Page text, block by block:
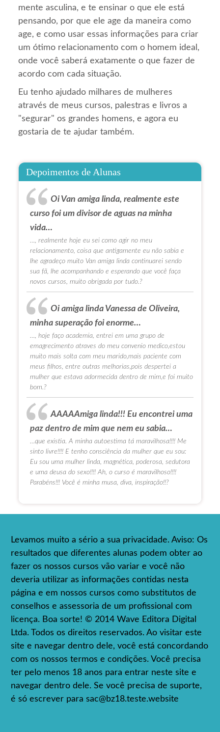
mente asculina, e te ensinar o que ele está
pensando, por que ele age da maneira como
age, e como usar essas informações para criar
um ótimo relacionamento com o homem ideal,
onde você saberá exatamente o que fazer de
acordo com cada situação.
Eu tenho ajudado milhares de mulheres
através de meus cursos, palestras e livros a
"segurar" os grandes homens, e agora eu
gostaria de te ajudar também.
Depoimentos de Alunas
Oi Van amiga linda, realmente este
curso foi um divisor de aguas na minha
vida…
…, realmente hoje eu sei como agir no meu
relacionamento, coisa que antigamente eu não sabia e
lhe agradeço muito Van amiga linda continuarei sendo
sua fã, lhe acompanhando e esperando que você faça
novos cursos, muito obrigada por tudo.?
Oi amiga linda Vanessa de Oliveira,
minha superação foi enorme…
…, hoje faço academia, entrei em uma grupo de
emagrecimento atraves do meu convenio medico,estou
muito mais solta com meu marido,mais paciente com
meus filhos, entre outras melhorias,pois despertei a
mulher que estava adormecida dentro de mim,e foi muito
bom.?
AAAAAmiga linda!!! Eu encontrei uma
paz dentro de mim que nem eu sabia…
…que existia. A minha autoestima tá maravilhosa!!!! Me
sinto livre!!!! E tenho consciência da mulher que eu sou:
Eu sou uma mulher linda, magnética, poderosa, sedutora
e uma deusa do sexo!!!! Ah, o curso é maravilhoso!!!!
Parabéns!!! Você é minha musa, diva, inspiração!!?
Levamos muito a sério a sua privacidade. Aviso: Os
resultados que diferentes alunas podem obter ao
fazer os nossos cursos vão variar e você não
deveria utilizar as informações contidas nesta
página e em nossos cursos como substitutos de
conselhos e assessoria de um profissional com
licença. Boa sorte! © 2014 Wave Editora Digital
Ltda. Todos os direitos reservados. Ao visitar este
site e navegar dentro dele, você está concordando
com os nossos termos e condições. Você precisa
ter pelo menos 18 anos para entrar neste site e
navegar dentro dele. Se você precisa de suporte,
é só escrever parasac@bz18.teste.website